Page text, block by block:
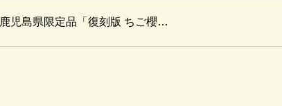
鹿児島県限定品「復刻版 ちご櫻…